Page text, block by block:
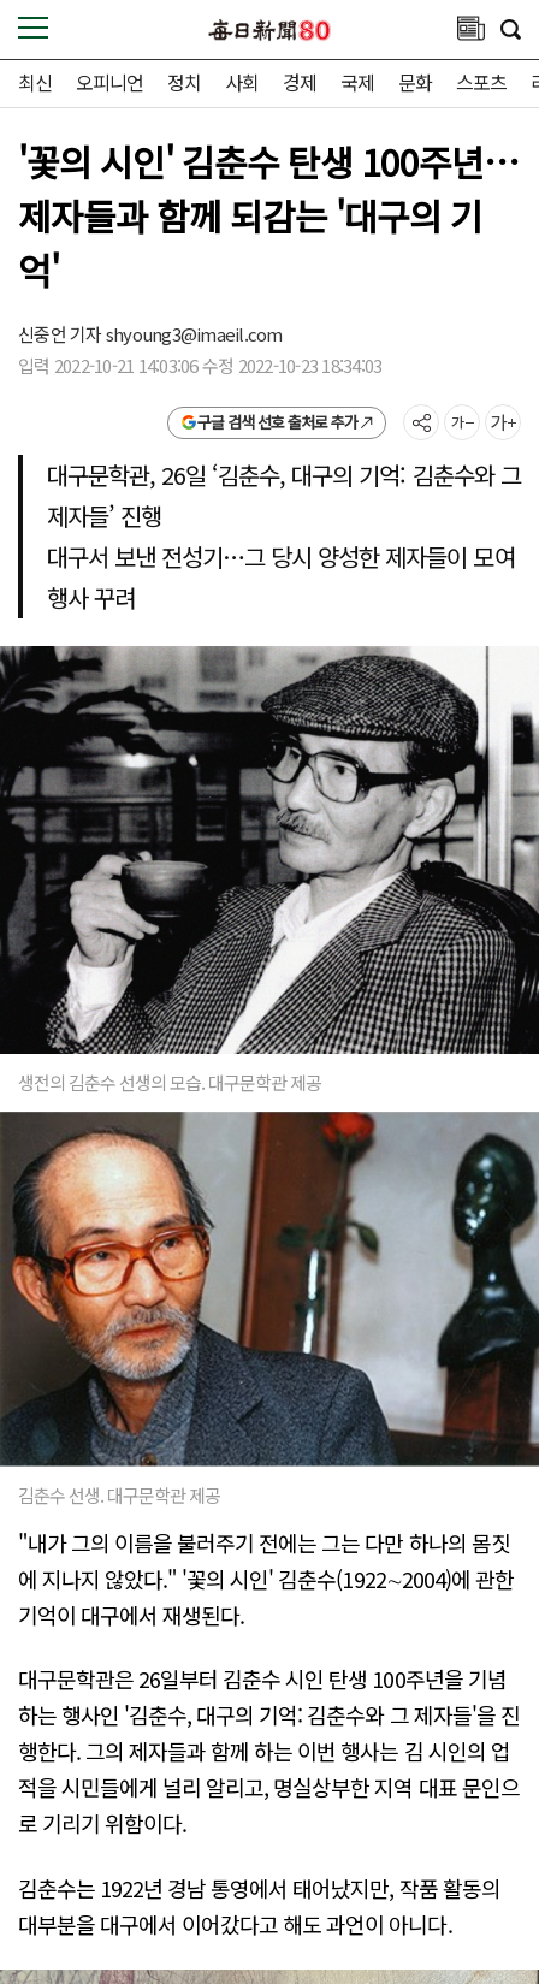
최신 오피니언 정치 사회 경제 국제 문화 스포츠
'꽃의 시인' 김춘수 탄생 100주년…
제자들과 함께 되감는 '대구의 기
억'
신중언 기자shyoung3@imaeil.com
입력 2022-10-21 14:03:06 수정 2022-10-23 18:34:03
구글 검색 선호 출처로 추가
대구문학관, 26일 ‘김춘수, 대구의 기억: 김춘수와 그
제자들’ 진행
대구서 보낸 전성기…그 당시 양성한 제자들이 모여
행사 꾸려
생전의 김춘수 선생의 모습. 대구문학관 제공
김춘수 선생. 대구문학관 제공
"내가 그의 이름을 불러주기 전에는 그는 다만 하나의 몸짓
에 지나지 않았다." '꽃의 시인' 김춘수(1922∼2004)에 관한
기억이 대구에서 재생된다.
대구문학관은 26일부터 김춘수 시인 탄생 100주년을 기념
하는 행사인 '김춘수, 대구의 기억: 김춘수와 그 제자들'을 진
행한다. 그의 제자들과 함께 하는 이번 행사는 김 시인의 업
적을 시민들에게 널리 알리고, 명실상부한 지역 대표 문인으
로 기리기 위함이다.
김춘수는 1922년 경남 통영에서 태어났지만, 작품 활동의
대부분을 대구에서 이어갔다고 해도 과언이 아니다.